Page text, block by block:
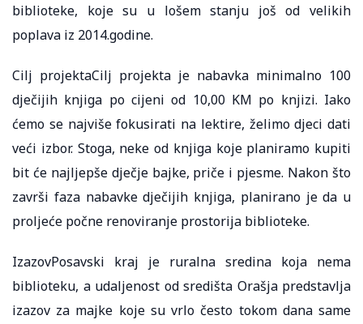
biblioteke, koje su u lošem stanju još od velikih
poplava iz 2014.godine.
Cilj projektaCilj projekta je nabavka minimalno 100
dječijih knjiga po cijeni od 10,00 KM po knjizi. Iako
ćemo se najviše fokusirati na lektire, želimo djeci dati
veći izbor. Stoga, neke od knjiga koje planiramo kupiti
bit će najljepše dječje bajke, priče i pjesme. Nakon što
završi faza nabavke dječijih knjiga, planirano je da u
proljeće počne renoviranje prostorija biblioteke.
IzazovPosavski kraj je ruralna sredina koja nema
biblioteku, a udaljenost od središta Orašja predstavlja
izazov za majke koje su vrlo često tokom dana same